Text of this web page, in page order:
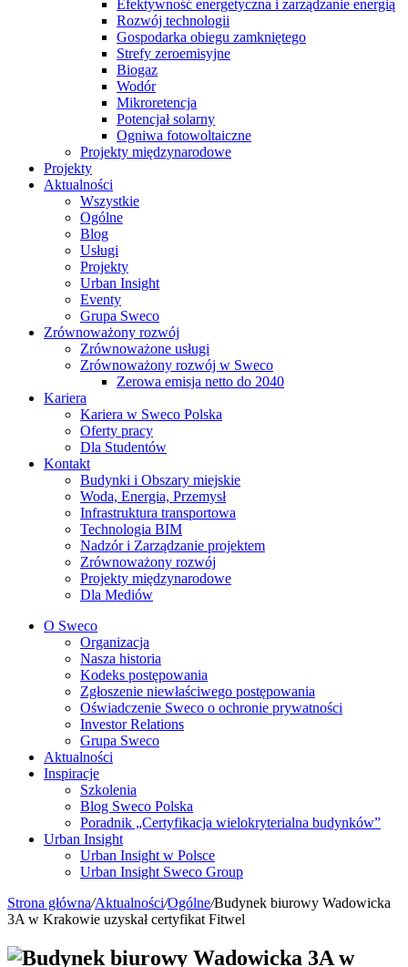
Efektywność energetyczna i zarządzanie energią
Rozwój technologii
Gospodarka obiegu zamkniętego
Strefy zeroemisyjne
Biogaz
Wodór
Mikroretencja
Potencjał solarny
Ogniwa fotowoltaiczne
Projekty międzynarodowe
Projekty
Aktualności
Wszystkie
Ogólne
Blog
Usługi
Projekty
Urban Insight
Eventy
Grupa Sweco
Zrównoważony rozwój
Zrównoważone usługi
Zrównoważony rozwój w Sweco
Zerowa emisja netto do 2040
Kariera
Kariera w Sweco Polska
Oferty pracy
Dla Studentów
Kontakt
Budynki i Obszary miejskie
Woda, Energia, Przemysł
Infrastruktura transportowa
Technologia BIM
Nadzór i Zarządzanie projektem
Zrównoważony rozwój
Projekty międzynarodowe
Dla Mediów
O Sweco
Organizacja
Nasza historia
Kodeks postępowania
Zgłoszenie niewłaściwego postępowania
Oświadczenie Sweco o ochronie prywatności
Investor Relations
Grupa Sweco
Aktualności
Inspiracje
Szkolenia
Blog Sweco Polska
Poradnik „Certyfikacja wielokryterialna budynków”
Urban Insight
Urban Insight w Polsce
Urban Insight Sweco Group
Strona główna/Aktualności/Ogólne/Budynek biurowy Wadowicka
3A w Krakowie uzyskał certyfikat Fitwel